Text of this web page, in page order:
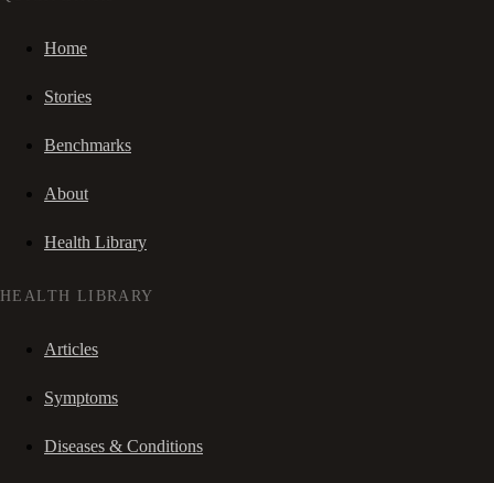
Home
Stories
Benchmarks
About
Health Library
HEALTH LIBRARY
Articles
Symptoms
Diseases & Conditions